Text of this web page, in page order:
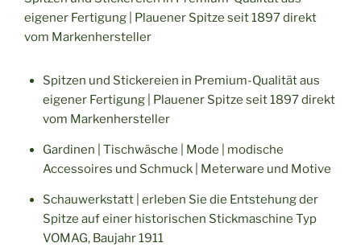
eigener Fertigung | Plauener Spitze seit 1897 direkt
vom Markenhersteller
Spitzen und Stickereien in Premium-Qualität aus
eigener Fertigung | Plauener Spitze seit 1897 direkt
vom Markenhersteller
Gardinen | Tischwäsche | Mode | modische
Accessoires und Schmuck | Meterware und Motive
Schauwerkstatt | erleben Sie die Entstehung der
Spitze auf einer historischen Stickmaschine Typ
VOMAG, Baujahr 1911